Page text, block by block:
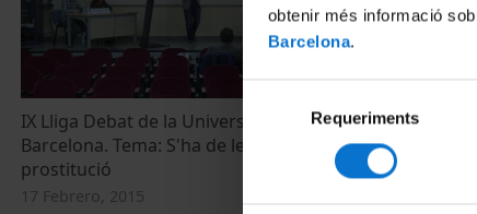
obtenir més informació
Barcelona.
de
consentiment
Requeriments
IX Lliga Debat de la Universitat de
Barcelona. Tema: S'ha de legalitzar la
prostitució
17 Febrero, 2015